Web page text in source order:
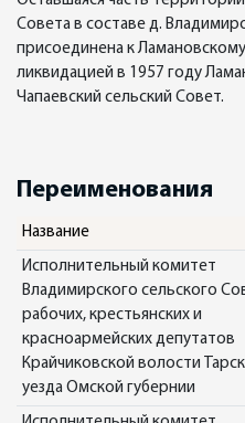
Совета в составе д.
присоединена к
ликвидацией в 1957 году
Чапаевский сельский Совет.
Переименования
Название
Исполнительный комитет
Владимирского сельского
рабочих, крестьянских и
красноармейских депутатов
Крайчиковской волости
уезда Омской губернии